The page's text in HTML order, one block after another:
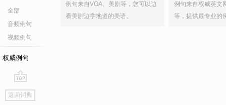
全部
音频例句
视频例句
权威例句
go
top
返回词典
例句来自VOA、美剧等，您可以边
看美剧边学地道的美语。
例句来自权威英文
等，提供最专业的